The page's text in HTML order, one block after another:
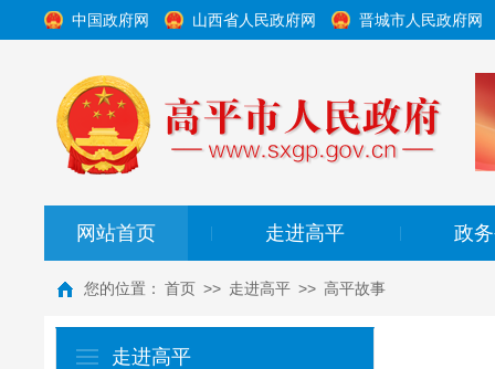
中国政府网 山西省人民政府网 晋城市人民政府网
网站首页 走进高平 政
您的位置： 首页 >> 走进高平 >> 高平故事
走进高平